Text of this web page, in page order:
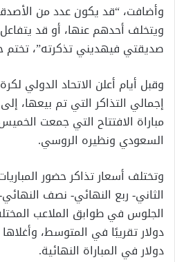
وأضافت، “قد يكون عدد من
ويتخلف أحدهم عنها، أو قد
صديقتي فيهديني تذكرته”، تختم
وقبل أيام أعلن الاتحاد الدولي
مباراة الافتتاح التي جمعت
السعودي ونظيره الروسي.
وتختلف أسعار تذاكر حضور
الثاني- ربع النهائي- نصف
دولار في المباراة النهائية.